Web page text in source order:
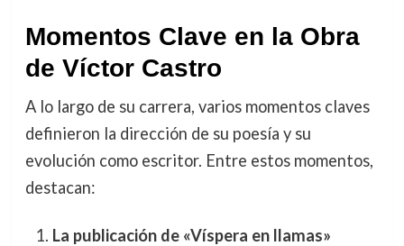
Momentos Clave en la Obra
de Víctor Castro
A lo largo de su carrera, varios momentos claves
definieron la dirección de su poesía y su
evolución como escritor. Entre estos momentos,
destacan:
La publicación de «Víspera en llamas»